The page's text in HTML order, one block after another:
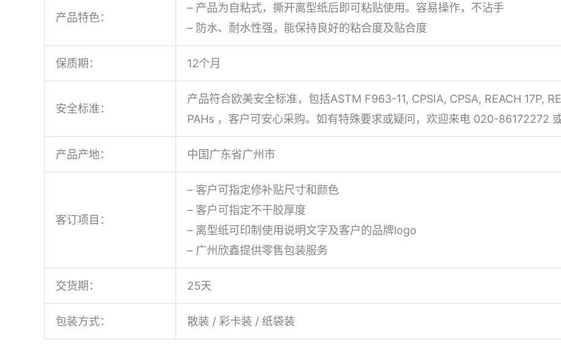
产品特色：
– 产品为自粘式，撕开离型纸后即可粘贴使用。容易操作，不沾手
– 防水、耐水性强，能保持良好的粘合度及贴合度
保质期： 12个月
安全标准：
产品符合欧美安全标准，包括ASTM F963-11, CPSIA, CPSA, REACH 17P,
PAHs ，客户可安心采购。如有特殊要求或疑问，欢迎来电 020-86172272
产品产地： 中国广东省广州市
客订项目：
– 客户可指定修补贴尺寸和颜色
– 客户可指定不干胶厚度
– 离型纸可印制使用说明文字及客户的品牌logo
– 广州欣鑫提供零售包装服务
交货期： 25天
包装方式： 散装 / 彩卡装 / 纸袋装